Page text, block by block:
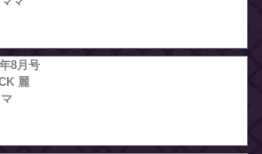
8月号
麗